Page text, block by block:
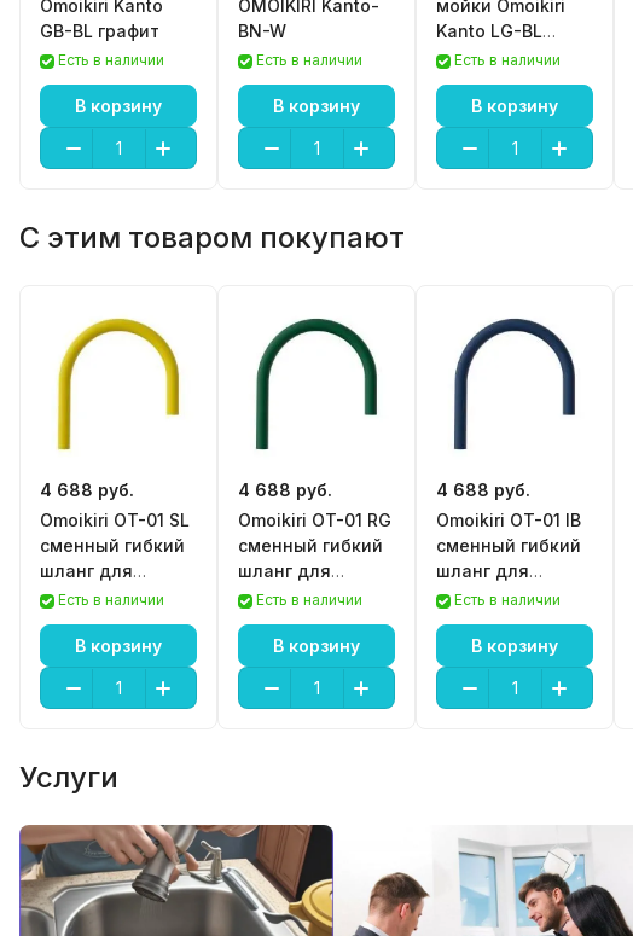
Omoikiri Kanto
GB-BL графит
Есть в наличии
В корзину
OMOIKIRI Kanto-
BN-W
Есть в наличии
В корзину
мойки Omoikiri
Kanto LG-BL
светлое золото
Есть в наличии
В корзину
С этим товаром покупают
4 688 руб.
Omoikiri OT-01 SL
сменный гибкий
шланг для
смесителя Kanto
Есть в наличии
В корзину
4 688 руб.
Omoikiri OT-01 RG
сменный гибкий
шланг для
смесителя Kanto
Есть в наличии
В корзину
4 688 руб.
Omoikiri OT-01 IB
сменный гибкий
шланг для
смесителя Kanto
Есть в наличии
В корзину
Услуги